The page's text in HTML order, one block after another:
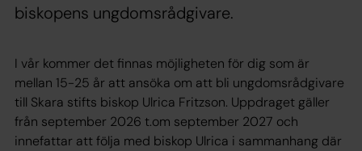
biskopens ungdomsrådgivare.
I vår kommer det finnas möjligheten för dig som är
mellan 15-25 år att ansöka om att bli ungdomsrådgivare
till Skara stifts biskop Ulrica Fritzson. Uppdraget gäller
från september 2026 t.om september 2027 och
innefattar att följa med biskop Ulrica i sammanhang där